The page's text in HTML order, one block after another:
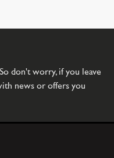
don't worry, if you leave
news or offers you